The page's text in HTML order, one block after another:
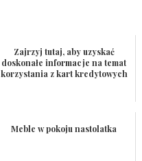
Zajrzyj tutaj, aby uzyskać
doskonałe informacje na temat
korzystania z kart kredytowych
Meble w pokoju nastolatka